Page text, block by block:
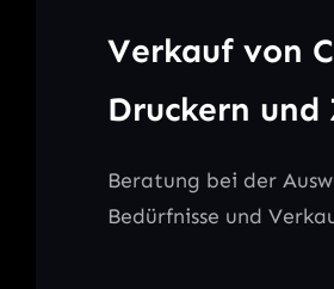
Verkauf von
Druckern und
Beratung bei der
Bedürfnisse und